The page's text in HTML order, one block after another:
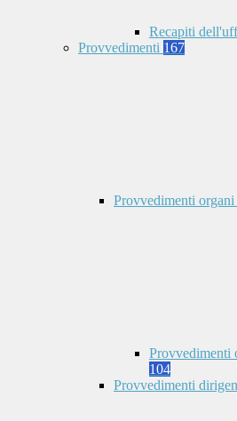
Recapiti
Provvedimenti 167
Provvedimenti
Provvedimenti
104
Provvedimenti